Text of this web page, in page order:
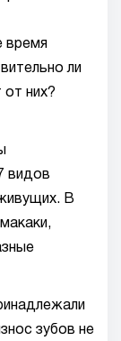
время
ли
от них?
видов
В
зубов не